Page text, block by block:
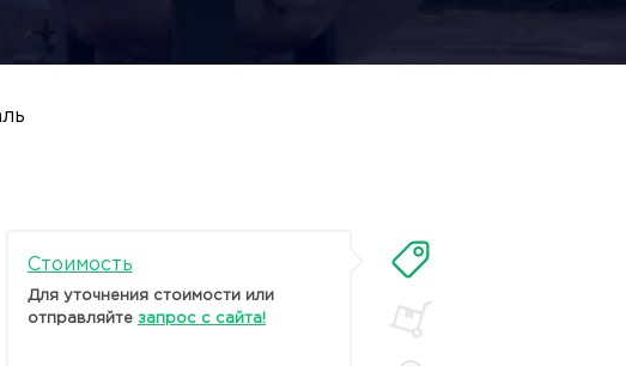
Стоимость
Для уточнения стоимости или
отправляйте запрос с сайта!